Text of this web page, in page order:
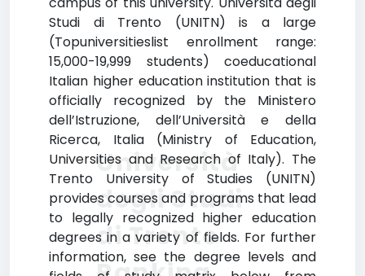
Studi di Trento (UNITN) is a large
(Topuniversitieslist enrollment range:
15,000-19,999 students) coeducational
Italian higher education institution that is
officially recognized by the Ministero
dell’Istruzione, dell’Università e della
Ricerca, Italia (Ministry of Education,
Universities and Research of Italy). The
Trento University of Studies (UNITN)
provides courses and programs that lead
to legally recognized higher education
degrees in a variety of fields. For further
information, see the degree levels and
Università
degli Studi
di Trento